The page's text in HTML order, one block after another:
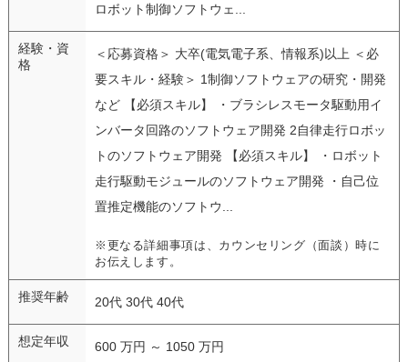
ロボット制御ソフトウェ...
経験・資
格
＜応募資格＞ 大卒(電気電子系、情報系)以上 ＜必
要スキル・経験＞ 1制御ソフトウェアの研究・開発
など 【必須スキル】 ・ブラシレスモータ駆動用イ
ンバータ回路のソフトウェア開発 2自律走行ロボッ
トのソフトウェア開発 【必須スキル】 ・ロボット
走行駆動モジュールのソフトウェア開発 ・自己位
置推定機能のソフトウ...
※更なる詳細事項は、カウンセリング（面談）時に
お伝えします。
推奨年齢 20代 30代 40代
想定年収 600 万円 ～ 1050 万円